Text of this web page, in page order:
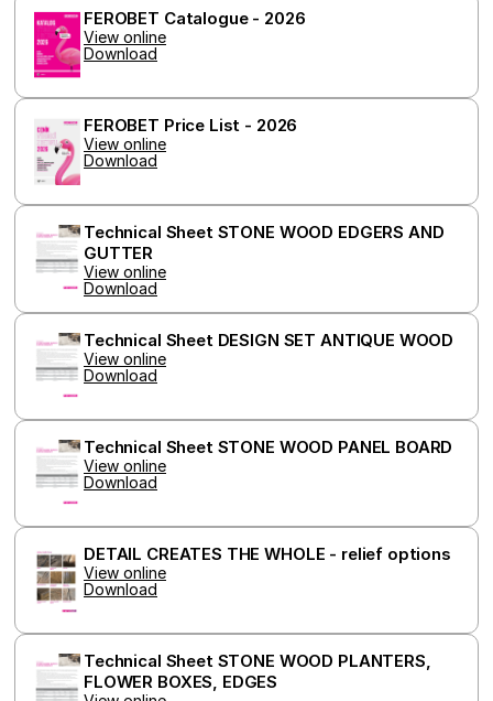
FEROBET Catalogue - 2026
View online
Download
FEROBET Price List - 2026
View online
Download
Technical Sheet STONE WOOD EDGERS AND
GUTTER
View online
Download
Technical Sheet DESIGN SET ANTIQUE WOOD
View online
Download
Technical Sheet STONE WOOD PANEL BOARD
View online
Download
DETAIL CREATES THE WHOLE - relief options
View online
Download
Technical Sheet STONE WOOD PLANTERS,
FLOWER BOXES, EDGES